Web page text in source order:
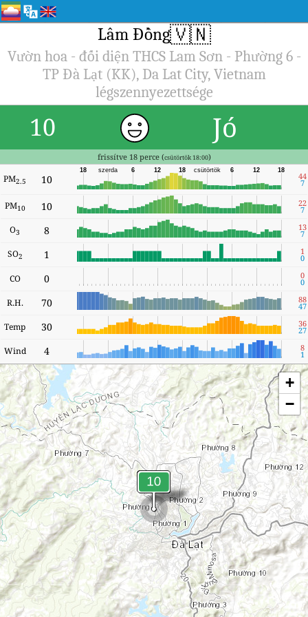
Lâm Đồng🇻🇳
Vườn hoa - đối diện THCS Lam Sơn - Phường 6 -
TP Đà Lạt (KK), Da Lat City, Vietnam
légszennyezettsége
10 Jó
frissítve 18 perce (csütörtök 18:00)
PM2.5 10
18
12
6
csütörtök
18
12
6
szerda
18
44
7
PM10 10 22
7
O3 8 13
7
SO2 1 1
0
CO 0 0
0
R.H. 70 88
47
Temp 30 36
27
Wind 4 8
1
+
−